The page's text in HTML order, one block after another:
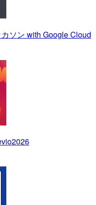
ソン with Google Cloud